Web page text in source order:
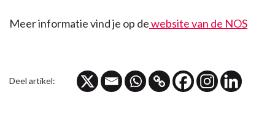
Meer informatie vind je op dewebsite van de NOS
Deel artikel: